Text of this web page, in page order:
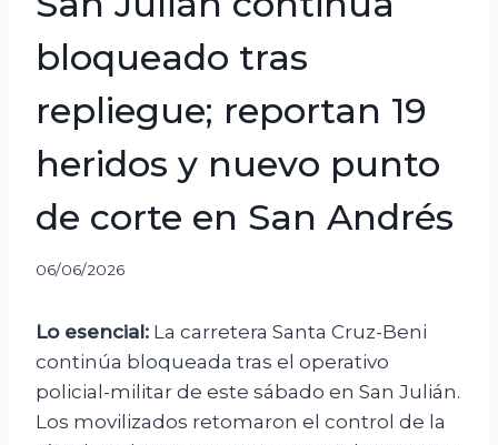
bloqueado tras
repliegue; reportan 19
heridos y nuevo punto
de corte en San Andrés
06/06/2026
Lo esencial: La carretera Santa Cruz-Beni
continúa bloqueada tras el operativo
policial-militar de este sábado en San Julián.
Los movilizados retomaron el control de la